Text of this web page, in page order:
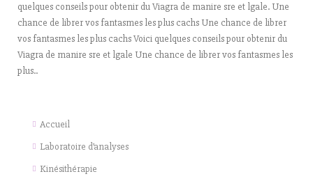
quelques conseils pour obtenir du Viagra de manire sre et lgale. Une
chance de librer vos fantasmes les plus cachs Une chance de librer
vos fantasmes les plus cachs Voici quelques conseils pour obtenir du
Viagra de manire sre et lgale Une chance de librer vos fantasmes les
plus..
Accueil
Laboratoire d’analyses
Kinésithérapie